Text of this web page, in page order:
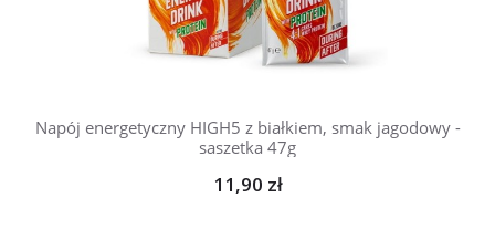
Napój energetyczny HIGH5 z białkiem, smak jagodowy -
saszetka 47g
11,90 zł